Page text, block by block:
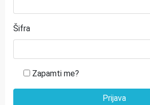
Šifra
Zapamti me?